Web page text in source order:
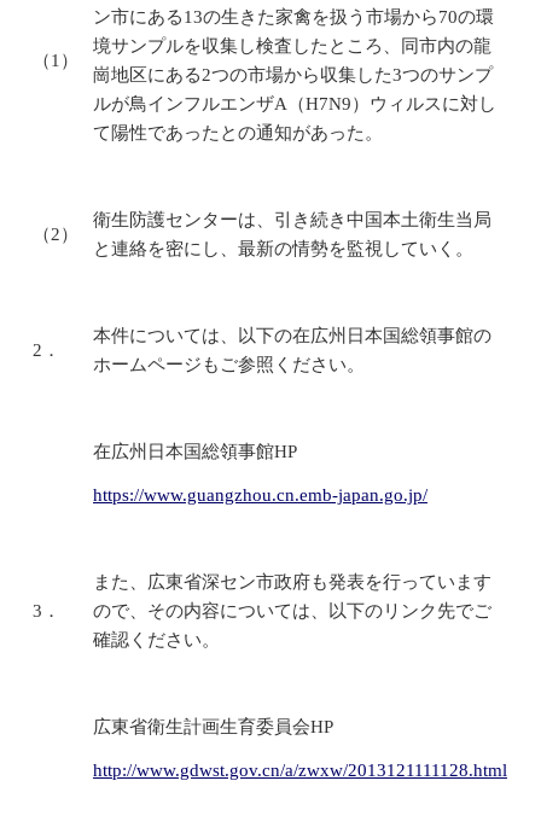
（1）
ン市にある13の生きた家禽を扱う市場から70の環
境サンプルを収集し検査したところ、同市内の龍
崗地区にある2つの市場から収集した3つのサンプ
ルが鳥インフルエンザA（H7N9）ウィルスに対し
て陽性であったとの通知があった。
（2）
衛生防護センターは、引き続き中国本土衛生当局
と連絡を密にし、最新の情勢を監視していく。
2．
本件については、以下の在広州日本国総領事館の
ホームページもご参照ください。
在広州日本国総領事館HP
https://www.guangzhou.cn.emb-japan.go.jp/
3．
また、広東省深セン市政府も発表を行っています
ので、その内容については、以下のリンク先でご
確認ください。
広東省衛生計画生育委員会HP
http://www.gdwst.gov.cn/a/zwxw/2013121111128.html